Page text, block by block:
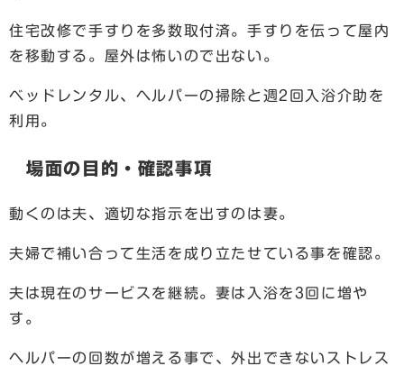
住宅改修で手すりを多数取付済。手すりを伝って屋内
を移動する。屋外は怖いので出ない。
ベッドレンタル、ヘルパーの掃除と週2回入浴介助を
利用。
場面の目的・確認事項
動くのは夫、適切な指示を出すのは妻。
夫婦で補い合って生活を成り立たせている事を確認。
夫は現在のサービスを継続。妻は入浴を3回に増や
す。
ヘルパーの回数が増える事で、外出できないストレス